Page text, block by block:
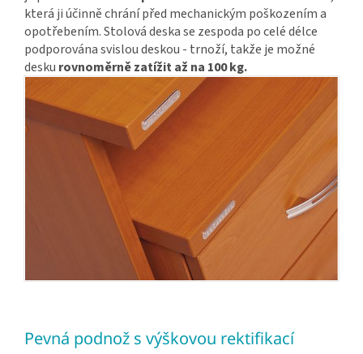
která ji účinně chrání před mechanickým poškozením a
opotřebením. Stolová deska se zespoda po celé délce
podporována svislou deskou - trnoží, takže je možné
desku rovnoměrně zatížit až na 100 kg.
Pevná podnož s výškovou rektifikací